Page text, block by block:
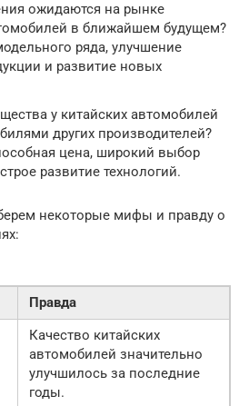
ожидаются на рынке
в ближайшем будущем?
ряда, улучшение
и развитие новых
у китайских автомобилей
других производителей?
цена, широкий выбор
развитие технологий.
некоторые мифы и правду о
Правда
Качество китайских
автомобилей значительно
улучшилось за последние
годы.